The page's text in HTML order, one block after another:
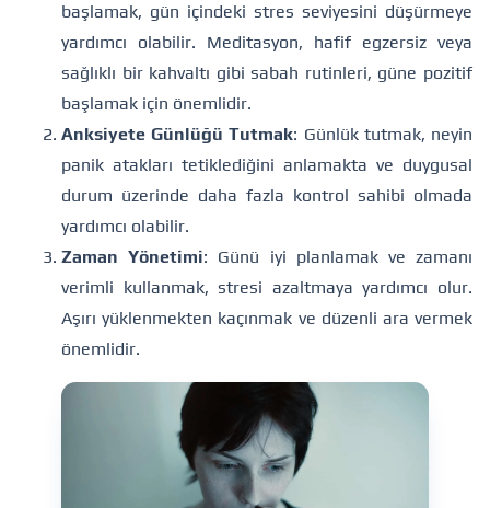
başlamak, gün içindeki stres seviyesini düşürmeye
yardımcı olabilir. Meditasyon, hafif egzersiz veya
sağlıklı bir kahvaltı gibi sabah rutinleri, güne pozitif
başlamak için önemlidir.
Anksiyete Günlüğü Tutmak: Günlük tutmak, neyin
panik atakları tetiklediğini anlamakta ve duygusal
durum üzerinde daha fazla kontrol sahibi olmada
yardımcı olabilir.
Zaman Yönetimi: Günü iyi planlamak ve zamanı
verimli kullanmak, stresi azaltmaya yardımcı olur.
Aşırı yüklenmekten kaçınmak ve düzenli ara vermek
önemlidir.